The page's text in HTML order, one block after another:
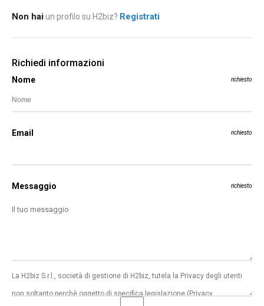
Non haiun profilo su H2biz? Registrati
Richiedi informazioni
Nome richiesto
Email richiesto
Messaggio richiesto